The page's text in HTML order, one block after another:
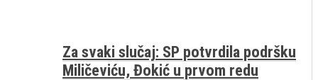
Za svaki slučaj: SP potvrdila podršku
Miličeviću, Đokić u prvom redu